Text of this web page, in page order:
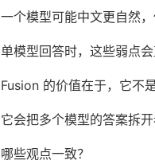
一个模型可能中文更自然，
单模型回答时，这些弱点会
Fusion 的价值在于，它不
它会把多个模型的答案拆开
哪些观点一致？